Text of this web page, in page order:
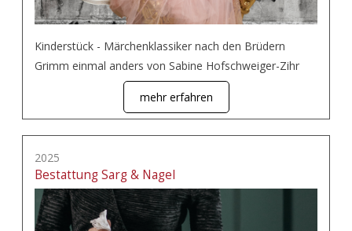
Kinderstück - Märchenklassiker nach den Brüdern
Grimm einmal anders von Sabine Hofschweiger-Zihr
mehr erfahren
2025
Bestattung Sarg & Nagel